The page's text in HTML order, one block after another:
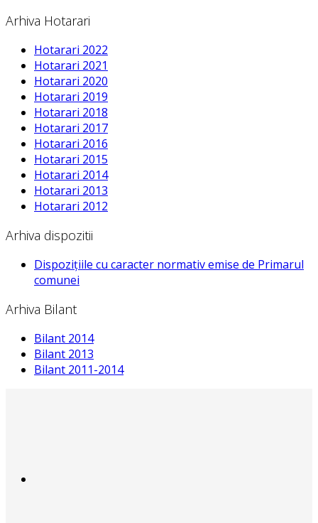
Arhiva Hotarari
Hotarari 2022
Hotarari 2021
Hotarari 2020
Hotarari 2019
Hotarari 2018
Hotarari 2017
Hotarari 2016
Hotarari 2015
Hotarari 2014
Hotarari 2013
Hotarari 2012
Arhiva dispozitii
Dispozițiile cu caracter normativ emise de Primarul
comunei
Arhiva Bilant
Bilant 2014
Bilant 2013
Bilant 2011-2014